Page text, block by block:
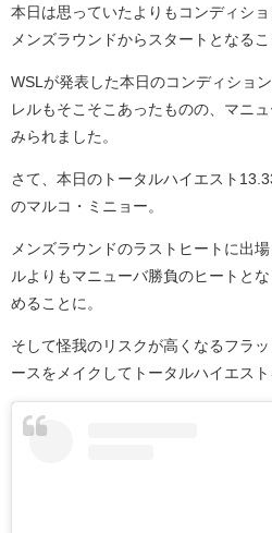
本日は思っていたよりもコンディシ
メンズラウンドからスタートとなるこ
WSLが発表した本日のコンディショ
レルもそこそこあったものの、マニ
みられました。
さて、本日のトータルハイエスト
のマルコ・ミニョー。
メンズラウンドのラストヒートに出
ルよりもマニューバ勝負のヒートと
めることに。
そして怪我のリスクが高くなるフラ
ースをメイクしてトータルハイエスト